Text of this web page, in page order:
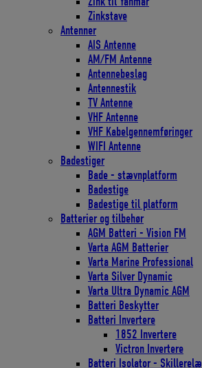
Zinkstave
Antenner
AIS Antenne
AM/FM Antenne
Antennebeslag
Antennestik
TV Antenne
VHF Antenne
VHF Kabelgennemføringer
WIFI Antenne
Badestiger
Bade - stævnplatform
Badestige
Badestige til platform
Batterier og tilbehør
AGM Batteri - Vision FM
Varta AGM Batterier
Varta Marine Professional
Varta Silver Dynamic
Varta Ultra Dynamic AGM
Batteri Beskytter
Batteri Invertere
1852 Invertere
Victron Invertere
Batteri Isolator - Skillerelæ